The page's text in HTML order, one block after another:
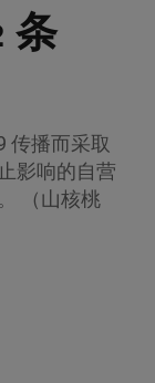
条
传播而采取
影响的自营
（山核桃